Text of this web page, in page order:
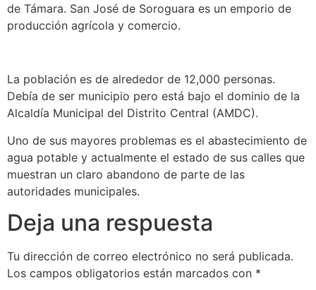
de Támara. San José de Soroguara es un emporio de
producción agrícola y comercio.
La población es de alrededor de 12,000 personas.
Debía de ser municipio pero está bajo el dominio de la
Alcaldía Municipal del Distrito Central (AMDC).
Uno de sus mayores problemas es el abastecimiento de
agua potable y actualmente el estado de sus calles que
muestran un claro abandono de parte de las
autoridades municipales.
Deja una respuesta
Tu dirección de correo electrónico no será publicada.
Los campos obligatorios están marcados con *